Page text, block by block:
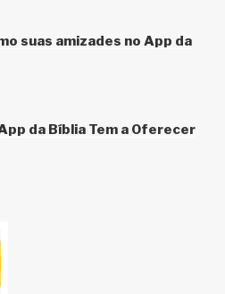
suas amizades no App da
da Bíblia Tem a Oferecer